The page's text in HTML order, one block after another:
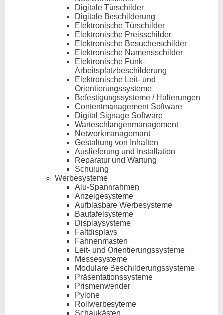
Digitale Türschilder
Digitale Beschilderung
Elektronische Türschilder
Elektronische Preisschilder
Elektronische Besucherschilder
Elektronische Namensschilder
Elektronische Funk-
Arbeitsplatzbeschilderung
Elektronische Leit- und
Orientierungssysteme
Befestigungssysteme / Halterungen
Contentmanagement Software
Digital Signage Software
Warteschlangenmanagement
Networkmanagemant
Gestaltung von Inhalten
Auslieferung und Installation
Reparatur und Wartung
Schulung
Werbesysteme
Alu-Spannrahmen
Anzeigesysteme
Aufblasbare Werbesysteme
Bautafelsysteme
Displaysysteme
Faltdisplays
Fahnenmasten
Leit- und Orientierungssysteme
Messesysteme
Modulare Beschilderungssysteme
Präsentationssysteme
Prismenwender
Pylone
Rollwerbesyteme
Schaukästen